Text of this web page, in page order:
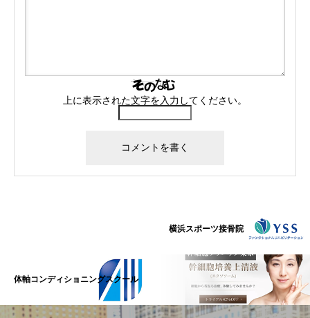
上に表示された文字を入力してください。
横浜スポーツ接骨院
体軸コンディショニングスクール